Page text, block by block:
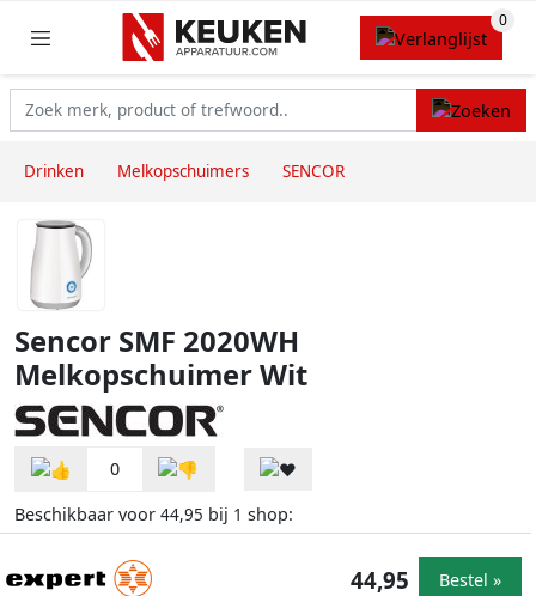
Drinken Melkopschuimers SENCOR
Sencor SMF 2020WH
Melkopschuimer Wit
0
Beschikbaar voor 44,95 bij 1 shop:
44,95 Bestel »